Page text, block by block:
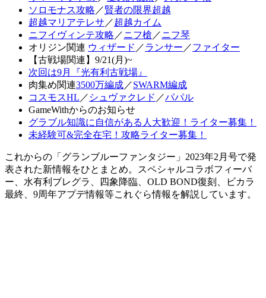
ソロモナス攻略 ／賢者の限界超越
超越マリアテレサ ／超越カイム
ニフイヴィンテ攻略 ／ニフ槍 ／ニフ琴
オリジン関連 ウィザード ／ランサー ／ファイター
【古戦場関連】9/21(月)~
次回は9月『光有利古戦場』
肉集め関連3500万編成／SWARM編成
コスモスHL ／ シュヴァクレド ／パパル
GameWithからのお知らせ
グラブル知識に自信がある人大歓迎！ライター募集！
未経験可&完全在宅！攻略ライター募集！
これからの「グランブルーファンタジー」2023年2月号で発
表された新情報をひとまとめ。スペシャルコラボフィーバ
ー、水有利ブレグラ、四象降臨、OLD BOND復刻、ビカラ
最終、9周年アプデ情報等これぐら情報を解説しています。